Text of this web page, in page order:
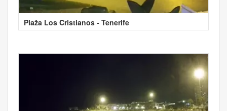
Plaža Los Cristianos - Tenerife